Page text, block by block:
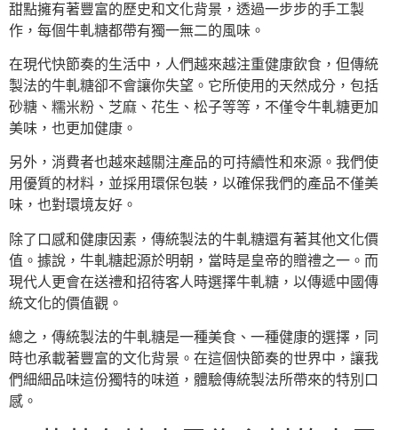
甜點擁有著豐富的歷史和文化背景，透過一步步的手工製
作，每個牛軋糖都帶有獨一無二的風味。
在現代快節奏的生活中，人們越來越注重健康飲食，但傳統
製法的牛軋糖卻不會讓你失望。它所使用的天然成分，包括
砂糖、糯米粉、芝麻、花生、松子等等，不僅令牛軋糖更加
美味，也更加健康。
另外，消費者也越來越關注產品的可持續性和來源。我們使
用優質的材料，並採用環保包裝，以確保我們的產品不僅美
味，也對環境友好。
除了口感和健康因素，傳統製法的牛軋糖還有著其他文化價
值。據說，牛軋糖起源於明朝，當時是皇帝的贈禮之一。而
現代人更會在送禮和招待客人時選擇牛軋糖，以傳遞中國傳
統文化的價值觀。
總之，傳統製法的牛軋糖是一種美食、一種健康的選擇，同
時也承載著豐富的文化背景。在這個快節奏的世界中，讓我
們細細品味這份獨特的味道，體驗傳統製法所帶來的特別口
感。